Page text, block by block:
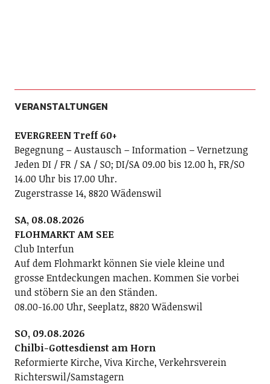
VERANSTALTUNGEN
EVERGREEN Treff 60+
Begegnung – Austausch – Information – Vernetzung
Jeden DI / FR / SA / SO; DI/SA 09.00 bis 12.00 h, FR/SO
14.00 Uhr bis 17.00 Uhr.
Zugerstrasse 14, 8820 Wädenswil
SA, 08.08.2026
FLOHMARKT AM SEE
Club Interfun
Auf dem Flohmarkt können Sie viele kleine und
grosse Entdeckungen machen. Kommen Sie vorbei
und stöbern Sie an den Ständen.
08.00-16.00 Uhr, Seeplatz, 8820 Wädenswil
SO, 09.08.2026
Chilbi-Gottesdienst am Horn
Reformierte Kirche, Viva Kirche, Verkehrsverein
Richterswil/Samstagern